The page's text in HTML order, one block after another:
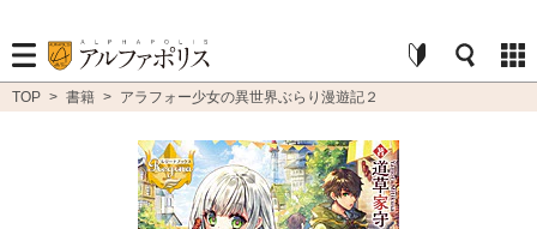
TOP > 書籍 > アラフォー少女の異世界ぶらり漫遊記２